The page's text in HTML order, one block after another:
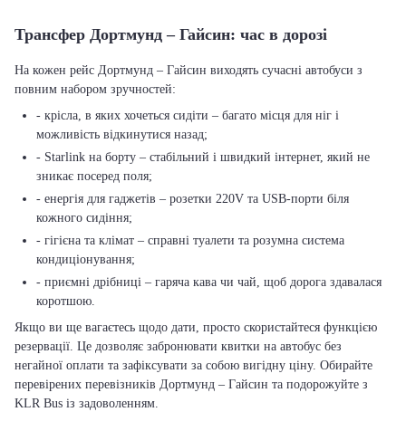
Трансфер Дортмунд – Гайсин: час в дорозі
На кожен рейс Дортмунд – Гайсин виходять сучасні автобуси з
повним набором зручностей:
- крісла, в яких хочеться сидіти – багато місця для ніг і
можливість відкинутися назад;
- Starlink на борту – стабільний і швидкий інтернет, який не
зникає посеред поля;
- енергія для гаджетів – розетки 220V та USB-порти біля
кожного сидіння;
- гігієна та клімат – справні туалети та розумна система
кондиціонування;
- приємні дрібниці – гаряча кава чи чай, щоб дорога здавалася
коротшою.
Якщо ви ще вагаєтесь щодо дати, просто скористайтеся функцією
резервації. Це дозволяє забронювати квитки на автобус без
негайної оплати та зафіксувати за собою вигідну ціну. Обирайте
перевірених перевізників Дортмунд – Гайсин та подорожуйте з
KLR Bus із задоволенням.